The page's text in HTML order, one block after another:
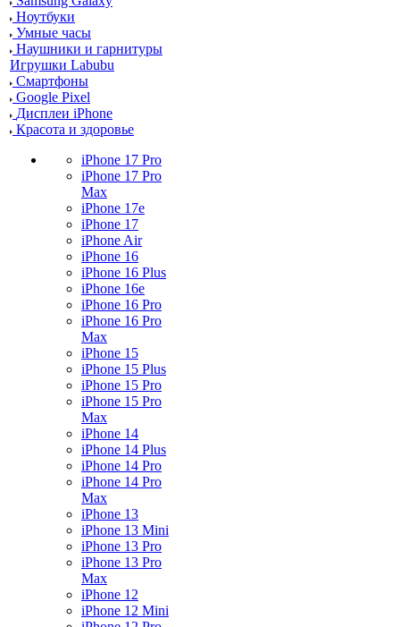
Ноутбуки
Умные часы
Наушники и гарнитуры
Игрушки Labubu
Смартфоны
Google Pixel
Дисплеи iPhone
Красота и здоровье
iPhone 17 Pro
iPhone 17 Pro
Max
iPhone 17e
iPhone 17
iPhone Air
iPhone 16
iPhone 16 Plus
iPhone 16e
iPhone 16 Pro
iPhone 16 Pro
Max
iPhone 15
iPhone 15 Plus
iPhone 15 Pro
iPhone 15 Pro
Max
iPhone 14
iPhone 14 Plus
iPhone 14 Pro
iPhone 14 Pro
Max
iPhone 13
iPhone 13 Mini
iPhone 13 Pro
iPhone 13 Pro
Max
iPhone 12
iPhone 12 Mini